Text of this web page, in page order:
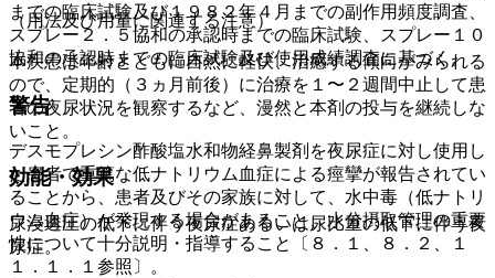
までの臨床試験及び１９８２年４月までの副作用頻度調査、
スプレー２．５協和の承認時までの臨床試験、スプレー１０
協和の承認時までの臨床試験及び使用成績調査に基づく。
警告
デスモプレシン酢酸塩水和物経鼻製剤を夜尿症に対し使用し
た患者で重篤な低ナトリウム血症による痙攣が報告されてい
ることから、患者及びその家族に対して、水中毒（低ナトリ
ウム血症）が発現する場合があること、水分摂取管理の重要
性について十分説明・指導すること〔８．１、８．２、１
１．１．１参照〕。
（用法及び用量に関連する注意）
本疾患は年齢とともに自然に軽快、治癒する傾向がみられる
ので、定期的（３ヵ月前後）に治療を１〜２週間中止して患
者の夜尿状況を観察するなど、漫然と本剤の投与を継続しな
いこと。
効能・効果
尿浸透圧の低下に伴う夜尿症あるいは尿比重の低下に伴う夜
尿症。